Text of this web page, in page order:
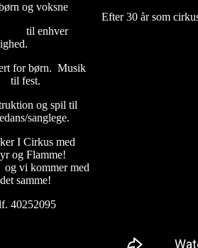
og voksne
enhver
for børn. Musik
til fest.
og spil til
sanglege.
I Cirkus med
og Flamme!
og vi kommer med
det samme!
40252095
Efter 30 år som